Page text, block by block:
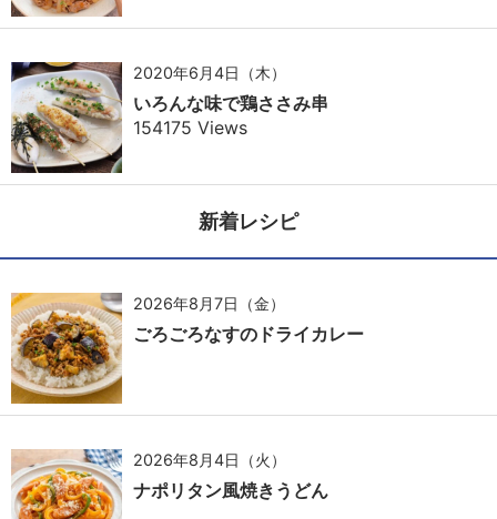
2020年6月4日（木）
いろんな味で鶏ささみ串
154175 Views
新着レシピ
2026年8月7日（金）
ごろごろなすのドライカレー
2026年8月4日（火）
ナポリタン風焼きうどん